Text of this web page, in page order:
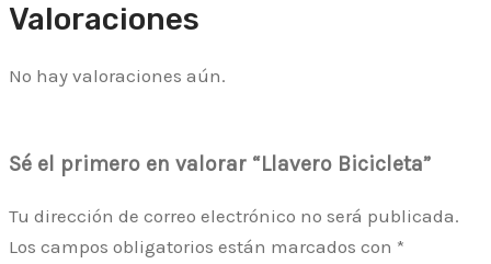
Valoraciones
No hay valoraciones aún.
Sé el primero en valorar “Llavero Bicicleta”
Tu dirección de correo electrónico no será publicada.
Los campos obligatorios están marcados con *